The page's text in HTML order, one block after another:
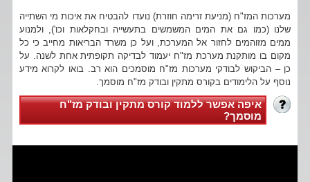
מערכות המז"ח (מניעת זרימה חוזרת) נועדו להבטיח את איכות מי השתייה
שלנו (כמו גם את המים המשמשים בתעשייה ובחקלאות וכו'), ולמנוע
ממים מזוהמים לחזור אל המערכת, ועל כן משרד הבריאות מחייב כי כל
מקום בו מותקנת מערכת מז"ח יעמוד לבדיקה תקופתית אחת לשנה. על
כן – הביקוש לבודקי מערכות מז"ח מוסמכים הוא רב. בואו לקרוא מידע
נוסף על הלימודים בקורס מתקין ובודק מז"ח מוסמך.
איפה אפשר ללמוד קורס מתקין ובודק מז"ח
מוסמך?